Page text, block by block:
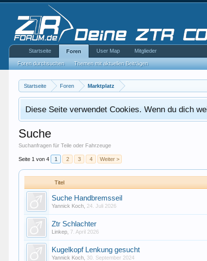
Startseite Foren Marktplatz
Diese Seite verwendet Cookies. Wenn du dich
Suche
Suchanfragen für Teile oder Fahrzeuge
Seite 1 von 4 1 2 3 4 Weiter >
Titel
Suche Handbremsseil
Yannick Koch 24. Juli 2026
Ztr Schlachter
Linkep 7. April 2026
Kugelkopf Lenkung gesucht
Yannick Koch 30. September 2024
Startseite Foren
Foren durchsuchen Themen mit aktuellen Beiträgen
User Map Mitglieder